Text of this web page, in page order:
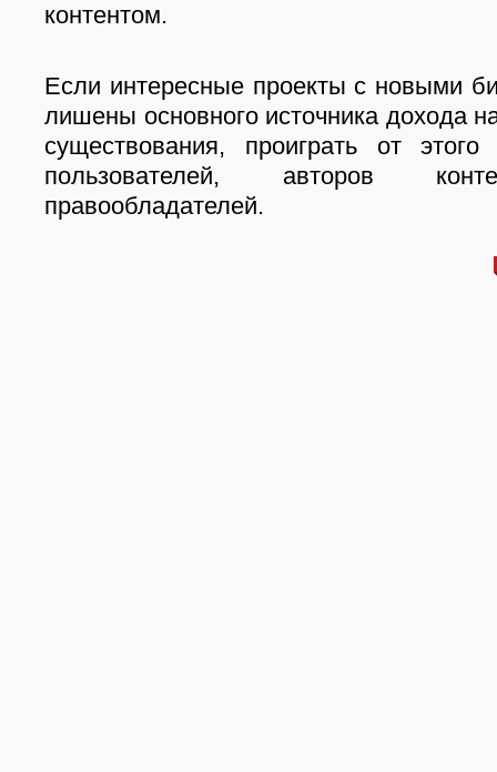
контентом.
Если интересные проекты с новыми
лишены основного источника дохода
существования, проиграть от
пользователей, авторов
правообладателей.